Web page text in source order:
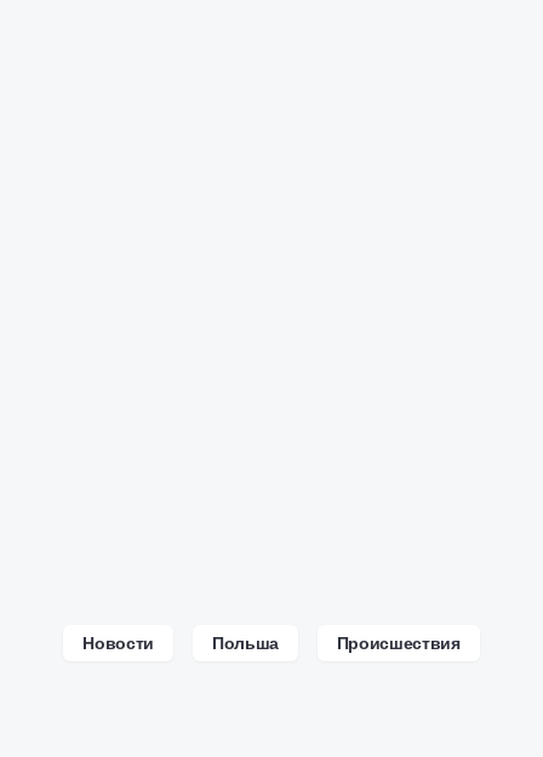
Новости Польша Происшествия